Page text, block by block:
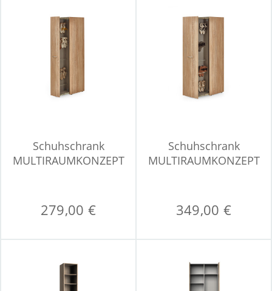
Schuhschrank
MULTIRAUMKONZEPT
279,00 €
Schuhschrank
MULTIRAUMKONZEPT
349,00 €